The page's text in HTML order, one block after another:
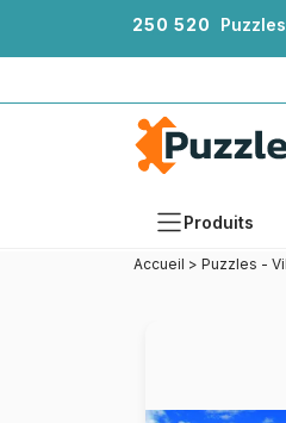
250 520
Produits
Âges
Accueil > Puzzles -